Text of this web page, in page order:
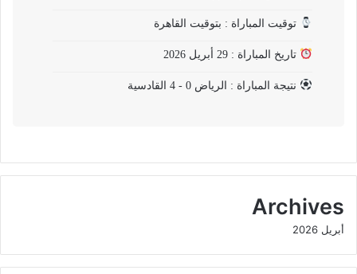
توقيت المباراة : بتوقيت القاهرة
تاريخ المباراة : 29 أبريل 2026
نتيجة المباراة : الرياض 0 - 4 القادسية
Archives
أبريل 2026